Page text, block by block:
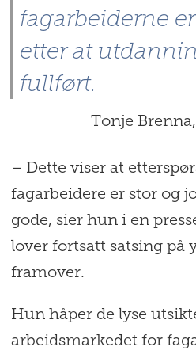
fagarbeiderne
etter at
fullført.
Tonje
– Dette viser at
fagarbeidere er stor og
gode, sier hun i en
lover fortsatt satsing på
framover.
Hun håper de lyse
arbeidsmarkedet for